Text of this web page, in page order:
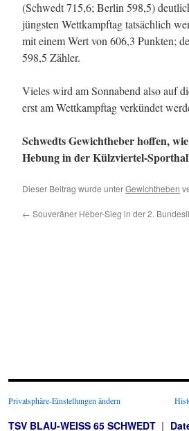
(Schwedt 715,6; Berlin 598,5)
jüngsten Wettkampftag tatsächlich
mit einem Wert von 606,3 Punkten;
598,5 Zähler.
Vieles wird am Sonnabend also auf
erst am Wettkampftag verkündet
Schwedts Gewichtheber hoffen,
Hebung in der Külzviertel-
Dieser Beitrag wurde unterGewichtheben
← Souveräner Heber-Sieg in der 2.
Privatsphäre-Einstellungen ändern
TSV BLAU-WEISS 65 SCHWEDT